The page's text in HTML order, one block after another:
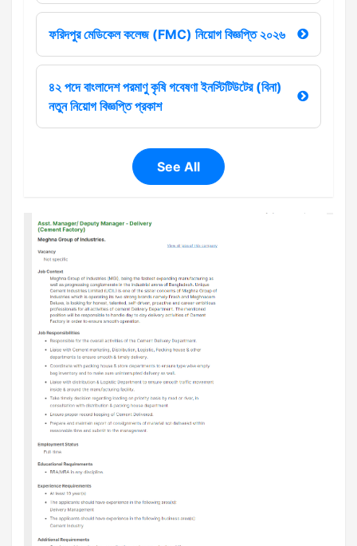
ফরিদপুর মেডিকেল কলেজ (FMC) নিয়োগ বিজ্ঞপ্তি ২০২৬
৪২ পদে বাংলাদেশ পরমাণু কৃষি গবেষণা ইনস্টিটিউটের (বিনা)
নতুন নিয়োগ বিজ্ঞপ্তি প্রকাশ
See All